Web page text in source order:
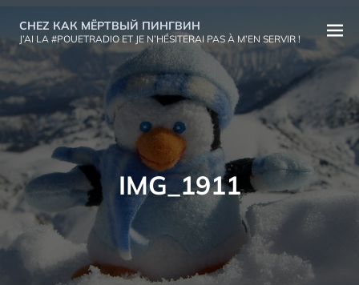
contenu
CHEZ КАК МЁРТВЫЙ ПИНГВИН
J’AI LA #POUETRADIO ET JE N’HÉSITERAI PAS À M’EN SERVIR !
le
IMG_1911